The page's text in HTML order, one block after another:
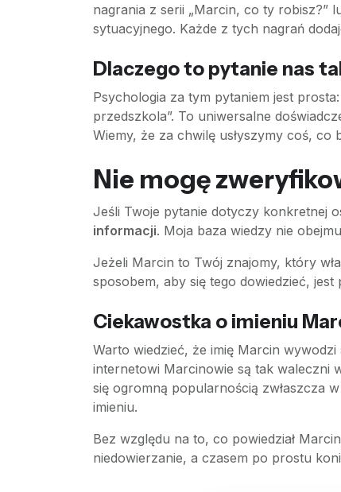
nagrania z serii „Marcin, co ty robisz?”
sytuacyjnego. Każde z tych nagrań
Dlaczego to pytanie nas
Psychologia za tym pytaniem jest
przedszkola”. To uniwersalne
Wiemy, że za chwilę usłyszymy coś, co
Nie mogę
Jeśli Twoje pytanie dotyczy konkretnej
informacji. Moja baza wiedzy nie
Jeżeli Marcin to Twój znajomy, który
sposobem, aby się tego dowiedzieć,
Ciekawostka o imieniu
Warto wiedzieć, że imię Marcin wywodzi
internetowi Marcinowie są tak waleczni
się ogromną popularnością zwłaszcza
imieniu.
Bez względu na to, co powiedział
niedowierzanie, a czasem po prostu